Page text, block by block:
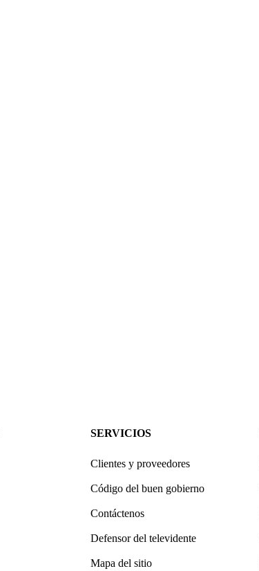
SERVICIOS
Clientes y proveedores
Código del buen gobierno
Contáctenos
Defensor del televidente
Mapa del sitio